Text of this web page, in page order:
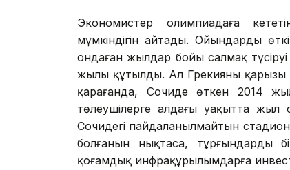
Экономистер олимпиадаға
мүмкіндігін айтады. Ойындарды
ондаған жылдар бойы салмақ
жылы құтылды. Ал Грекияның қарызы
қарағанда, Сочиде өткен 2014
төлеушілерге алдағы уақытта жыл
Сочидегі пайдаланылмайтын
болғанын нықтаса,
қоғамдық инфрақұрылымдарға